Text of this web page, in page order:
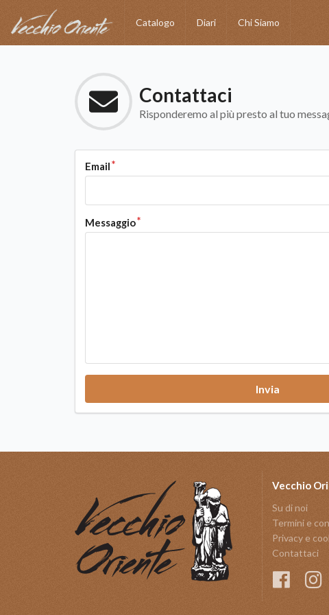
Catalogo Diari Chi Siamo
Contattaci
Risponderemo al più presto al tuo
Email
Messaggio
Invia
Vecchio
Su di noi
Termini e
Privacy e
Contattaci